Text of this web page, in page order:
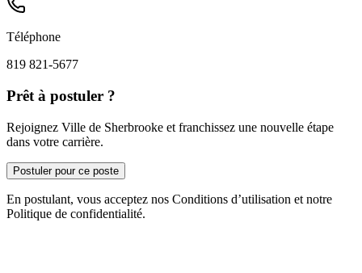
Téléphone
819 821-5677
Prêt à postuler ?
Rejoignez Ville de Sherbrooke et franchissez une nouvelle étape
dans votre carrière.
Postuler pour ce poste
En postulant, vous acceptez nos Conditions d’utilisation et notre
Politique de confidentialité.